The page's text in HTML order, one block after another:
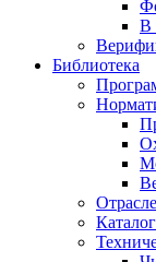
В
Библиотека